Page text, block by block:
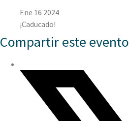
Ene 16 2024
¡Caducado!
Compartir este evento